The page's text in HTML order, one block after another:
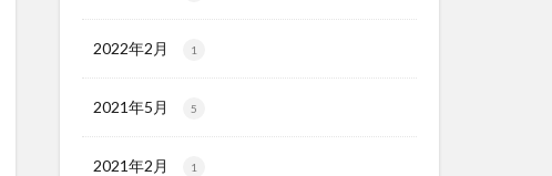
2022年2月 1
2021年5月 5
2021年2月 1